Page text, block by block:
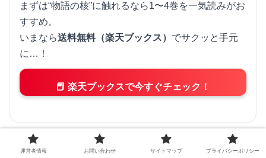
まずは“物語の核”に触れるなら1〜4巻を一気読みがお
すすめ。
いまなら送料無料（楽天ブックス） でサクッと手元
に…！
📕 楽天ブックスで今すぐチェック！
運営者情報 お問い合わせ サイトマップ プライバシーポリシー